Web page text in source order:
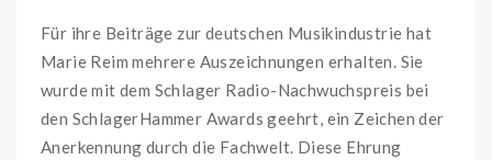
Für ihre Beiträge zur deutschen Musikindustrie hat
Marie Reim mehrere Auszeichnungen erhalten. Sie
wurde mit dem Schlager Radio-Nachwuchspreis bei
den SchlagerHammer Awards geehrt, ein Zeichen der
Anerkennung durch die Fachwelt. Diese Ehrung